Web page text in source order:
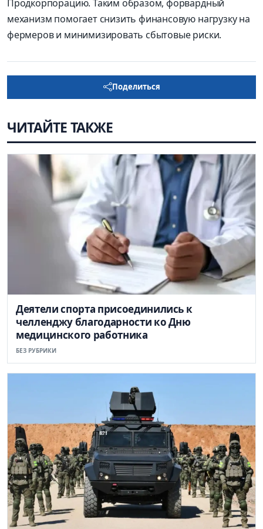
Продкорпорацию. Таким образом, форвардный
механизм помогает снизить финансовую нагрузку на
фермеров и минимизировать сбытовые риски.
Поделиться
ЧИТАЙТЕ ТАКЖЕ
Деятели спорта присоединились к
челленджу благодарности ко Дню
медицинского работника
БЕЗ РУБРИКИ